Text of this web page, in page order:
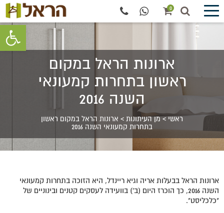
פתח
0
ארונות הראל במקום
ראשון בתחרות קמעונאי
השנה 2016
ראשי>מן העיתונות > ארונות הראל במקום ראשון
בתחרות קמעונאי השנה 2016
ארונות הראל בבעלות אריה וגיא ריינדל, היא הזוכה בתחרות קמעונאי
השנה 2016, כך הוכרז היום (ב') בוועידה לעסקים קטנים ובינוניים של
"כלכליסט".